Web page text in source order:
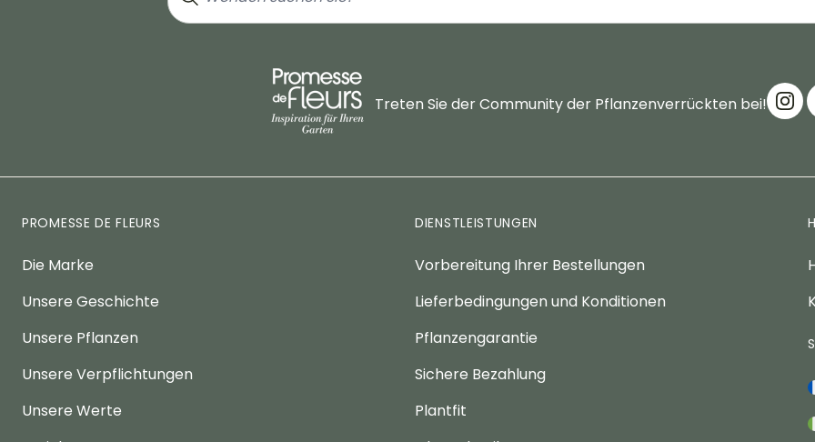
Treten Sie der Community der Pflanzenverrückten bei!
PROMESSE DE FLEURS
Die Marke
Unsere Geschichte
Unsere Pflanzen
Unsere Verpflichtungen
Unsere Werte
DIENSTLEISTUNGEN
Vorbereitung Ihrer Bestellungen
Lieferbedingungen und Konditionen
Pflanzengarantie
Sichere Bezahlung
Plantfit